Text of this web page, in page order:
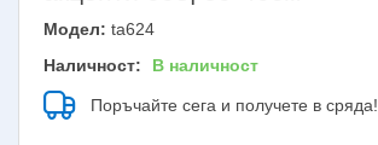
Модел: ta624
Наличност:
В наличност
Поръчайте сега и получете в сряда!